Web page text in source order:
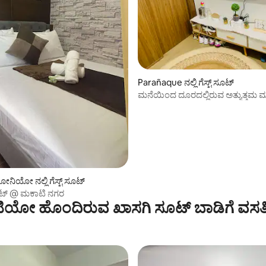
7 ವಿಮರ್ಶೆಗಳು
ನಲ್ಲಿ ಗೆಸ್ಟ್ ಸೂಟ್
@ ಮಕಾಟಿ ನಗರ
Parañaque ನಲ್ಲಿ ಗೆಸ್ಟ್ ಸೂಟ್
ಮನೆಯಿಂದ ದೂರದಲ್ಲಿರುವ ಅತ್ಯುತ್ತಮ
ಹೊಂದಿರುವ ಖಾಸಗಿ ಸೂಟ್ ಬಾಡಿಗೆ